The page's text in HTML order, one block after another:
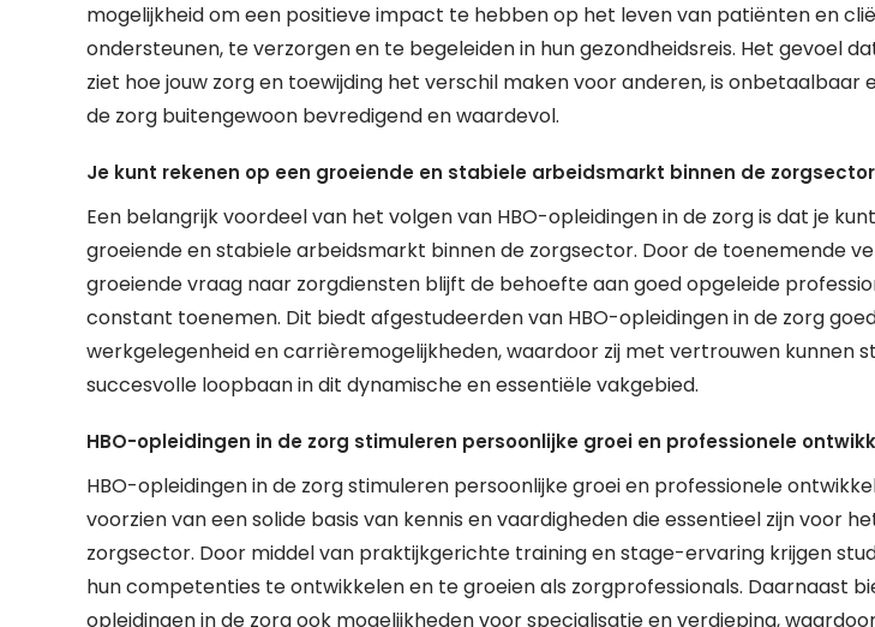
mogelijkheid om een positieve impact te hebben op het leven van patiënten en
ondersteunen, te verzorgen en te begeleiden in hun gezondheidsreis. Het gevoel
ziet hoe jouw zorg en toewijding het verschil maken voor anderen, is onbetaalbaar
de zorg buitengewoon bevredigend en waardevol.
Je kunt rekenen op een groeiende en stabiele arbeidsmarkt binnen de
Een belangrijk voordeel van het volgen van HBO-opleidingen in de zorg is dat je
groeiende en stabiele arbeidsmarkt binnen de zorgsector. Door de toenemende
groeiende vraag naar zorgdiensten blijft de behoefte aan goed opgeleide
constant toenemen. Dit biedt afgestudeerden van HBO-opleidingen in de zorg
werkgelegenheid en carrièremogelijkheden, waardoor zij met vertrouwen kunnen
succesvolle loopbaan in dit dynamische en essentiële vakgebied.
HBO-opleidingen in de zorg stimuleren persoonlijke groei en professionele
HBO-opleidingen in de zorg stimuleren persoonlijke groei en professionele
voorzien van een solide basis van kennis en vaardigheden die essentieel zijn voor
zorgsector. Door middel van praktijkgerichte training en stage-ervaring krijgen
hun competenties te ontwikkelen en te groeien als zorgprofessionals. Daarnaast
opleidingen in de zorg ook mogelijkheden voor specialisatie en verdieping,